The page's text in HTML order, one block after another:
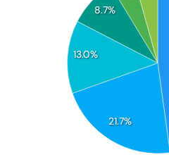
21.7%
13.0%
8.7%